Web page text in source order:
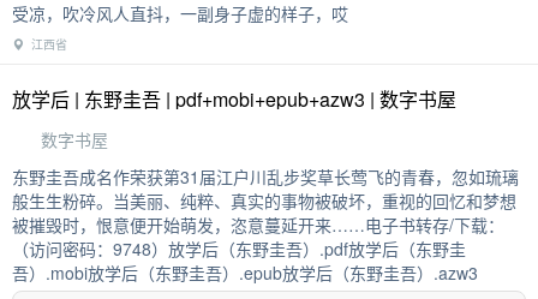
受凉，吹冷风人直抖，一副身子虚的样子，哎
江西省
放学后 | 东野圭吾 | pdf+mobi+epub+azw3 | 数字书屋
数字书屋
东野圭吾成名作荣获第31届江户川乱步奖草长莺飞的青春，忽如琉璃
般生生粉碎。当美丽、纯粹、真实的事物被破坏，重视的回忆和梦想
被摧毁时，恨意便开始萌发，恣意蔓延开来……电子书转存/下载：
（访问密码：9748）放学后（东野圭吾）.pdf放学后（东野圭
吾）.mobi放学后（东野圭吾）.epub放学后（东野圭吾）.azw3